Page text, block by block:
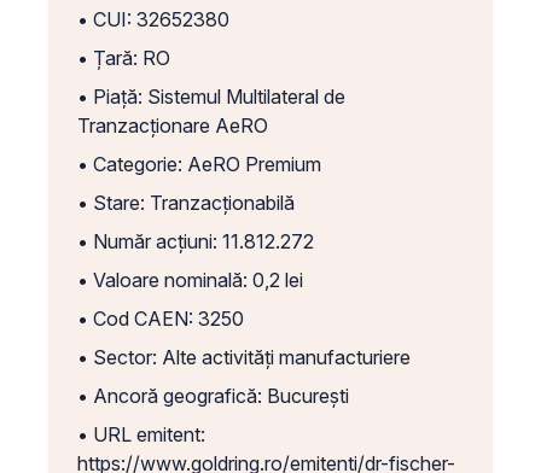
• CUI: 32652380
• Țară: RO
• Piață: Sistemul Multilateral de
Tranzacționare AeRO
• Categorie: AeRO Premium
• Stare: Tranzacționabilă
• Număr acțiuni: 11.812.272
• Valoare nominală: 0,2 lei
• Cod CAEN: 3250
• Sector: Alte activități manufacturiere
• Ancoră geografică: București
• URL emitent:
https://www.goldring.ro/emitenti/dr-fischer-